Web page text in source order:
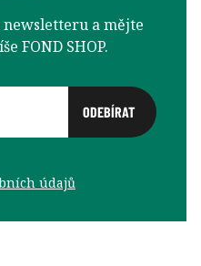
a mějte
FOND SHOP.
údajů